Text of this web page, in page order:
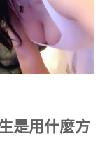
是用什麼方